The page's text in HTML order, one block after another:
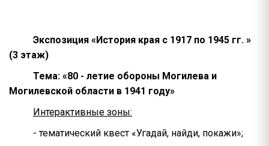
Экспозиция «История края с 1917 по 1945 гг. »
(3 этаж)
Тема: «80 - летие обороны Могилева и
Могилевской области в 1941 году»
Интерактивные зоны:
- тематический квест «Угадай, найди, покажи»;